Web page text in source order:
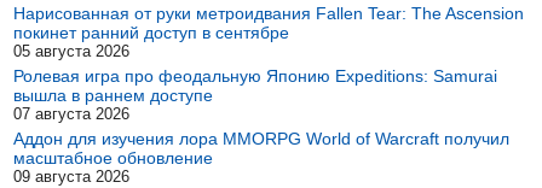
Нарисованная от руки метроидвания Fallen Tear: The Ascension
покинет ранний доступ в сентябре
05 августа 2026
Ролевая игра про феодальную Японию Expeditions: Samurai
вышла в раннем доступе
07 августа 2026
Аддон для изучения лора MMORPG World of Warcraft получил
масштабное обновление
09 августа 2026